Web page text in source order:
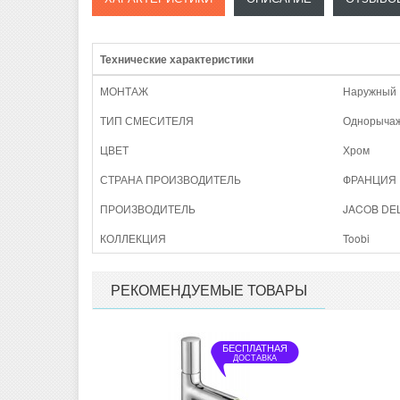
Технические характеристики
МОНТАЖ
Наружный
ТИП СМЕСИТЕЛЯ
ЦВЕТ
Хром
СТРАНА ПРОИЗВОДИТЕЛЬ
ФРАНЦИЯ
ПРОИЗВОДИТЕЛЬ
JACOB
КОЛЛЕКЦИЯ
Toobi
РЕКОМЕНДУЕМЫЕ ТОВАРЫ
БЕСПЛАТНАЯ
ДОСТАВКА